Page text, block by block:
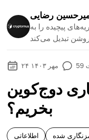
رضایی
پیچیده را به
۲۴ مهر ۱۴۰۳ 59
دوج‌کوین
بخریم؟
اطلاعاتی شده